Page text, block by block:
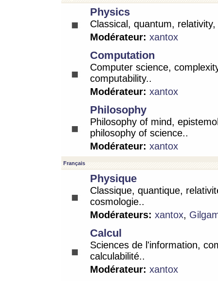
Physics
Classical, quantum,
Modérateur: xantox
Computation
Computer science,
computability..
Modérateur: xantox
Philosophy
Philosophy of mind,
philosophy of science..
Modérateur: xantox
Français
Physique
Classique, quantique,
cosmologie..
Modérateurs: xantox,
Calcul
Sciences de l'information,
calculabilité..
Modérateur: xantox